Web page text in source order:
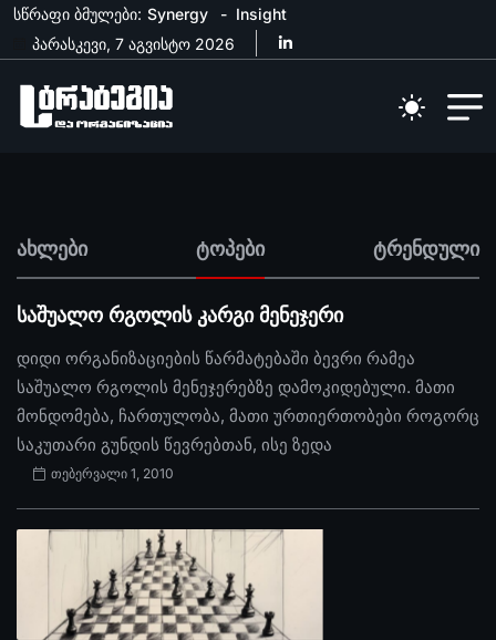
სწრაფი ბმულები: Synergy
Insight
პარასკევი, 7 აგვისტო 2026
ახლები ტოპები ტრენდული
საშუალო რგოლის კარგი მენეჯერი
დიდი ორგანიზაციების წარმატებაში ბევრი რამეა
საშუალო რგოლის მენეჯერებზე დამოკიდებული. მათი
მონდომება, ჩართულობა, მათი ურთიერთობები როგორც
საკუთარი გუნდის წევრებთან, ისე ზედა
თებერვალი 1, 2010